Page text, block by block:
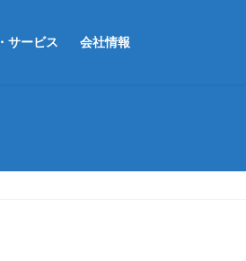
サービス 会社情報